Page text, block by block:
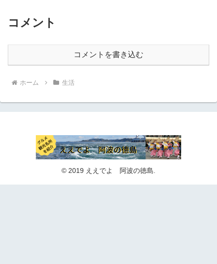
コメント
コメントを書き込む
ホーム 生活
© 2019 ええでよ 阿波の徳島.